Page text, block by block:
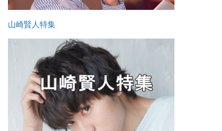
山崎賢人特集